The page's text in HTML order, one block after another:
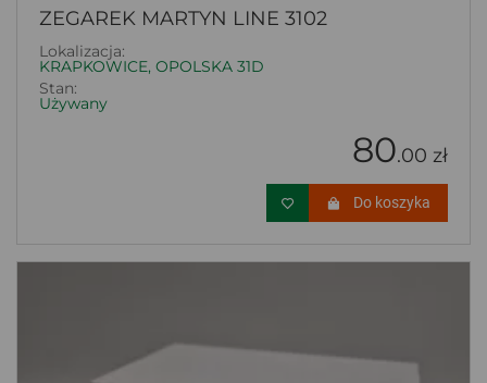
ZEGAREK MARTYN LINE 3102
Lokalizacja:
KRAPKOWICE, OPOLSKA 31D
Stan:
Używany
80.00 zł
Do koszyka